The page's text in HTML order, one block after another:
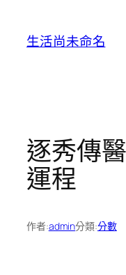
生活尚未命名
逐秀傳
運程
作者:admin分類:分數